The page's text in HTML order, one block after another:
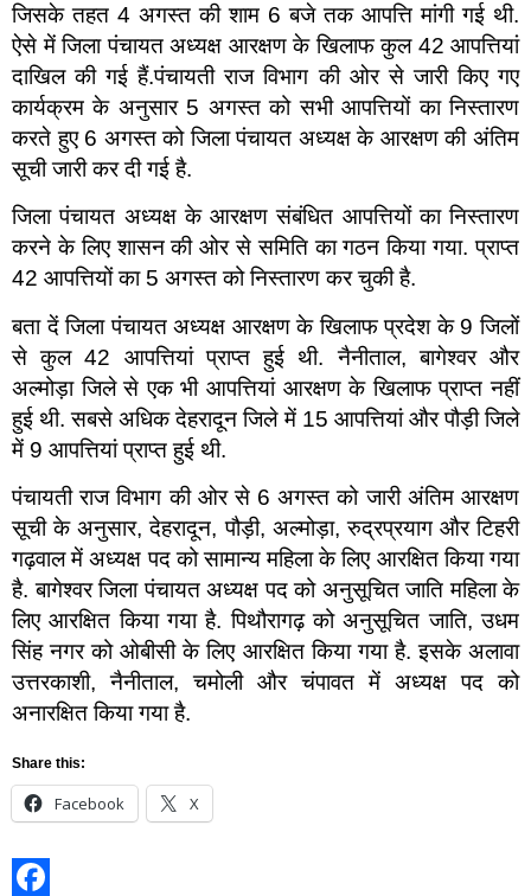
जिसके तहत 4 अगस्त की शाम 6 बजे तक आपत्ति मांगी गई थी.
ऐसे में जिला पंचायत अध्यक्ष आरक्षण के खिलाफ कुल 42 आपत्तियां
दाखिल की गई हैं.पंचायती राज विभाग की ओर से जारी किए गए
कार्यक्रम के अनुसार 5 अगस्त को सभी आपत्तियों का निस्तारण
करते हुए 6 अगस्त को जिला पंचायत अध्यक्ष के आरक्षण की अंतिम
सूची जारी कर दी गई है.
जिला पंचायत अध्यक्ष के आरक्षण संबंधित आपत्तियों का निस्तारण
करने के लिए शासन की ओर से समिति का गठन किया गया. प्राप्त
42 आपत्तियों का 5 अगस्त को निस्तारण कर चुकी है.
बता दें जिला पंचायत अध्यक्ष आरक्षण के खिलाफ प्रदेश के 9 जिलों
से कुल 42 आपत्तियां प्राप्त हुई थी. नैनीताल, बागेश्वर और
अल्मोड़ा जिले से एक भी आपत्तियां आरक्षण के खिलाफ प्राप्त नहीं
हुई थी. सबसे अधिक देहरादून जिले में 15 आपत्तियां और पौड़ी जिले
में 9 आपत्तियां प्राप्त हुई थी.
पंचायती राज विभाग की ओर से 6 अगस्त को जारी अंतिम आरक्षण
सूची के अनुसार, देहरादून, पौड़ी, अल्मोड़ा, रुद्रप्रयाग और टिहरी
गढ़वाल में अध्यक्ष पद को सामान्य महिला के लिए आरक्षित किया गया
है. बागेश्वर जिला पंचायत अध्यक्ष पद को अनुसूचित जाति महिला के
लिए आरक्षित किया गया है. पिथौरागढ़ को अनुसूचित जाति, उधम
सिंह नगर को ओबीसी के लिए आरक्षित किया गया है. इसके अलावा
उत्तरकाशी, नैनीताल, चमोली और चंपावत में अध्यक्ष पद को
अनारक्षित किया गया है.
Share this:
Facebook X